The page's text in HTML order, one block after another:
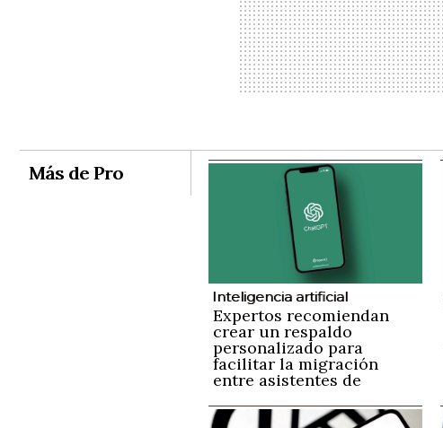
Más de Pro
Inteligencia artificial
Expertos recomiendan
crear un respaldo
personalizado para
facilitar la migración
entre asistentes de
perder información